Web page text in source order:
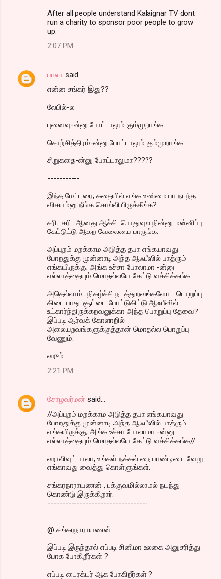
After all people understand Kalaignar TV dont
run a charity to sponsor poor people to grow
up.
2:07 PM
பாலா said…
என்ன சங்கர் இது??
லேபில்-ல
புனைவு-ன்னு போட்டாலும் கும்முறாங்க.
சொற்சித்திரம்-ன்னு போட்டாலும் கும்முறாங்க.
சிறுகதை-ன்னு போட்டாலுமா?????
-----------
இந்த மேட்டரை, கதையில் எங்க உண்மையா நடந்த
விசயம்னு நீங்க சொல்லியிருக்கீங்க?
சரி.. சரி.. ஆனது ஆச்சி. பொதுவுல நின்னு மன்னிப்பு
கேட்டுட்டு ஆகற வேலையை பாருங்க.
அப்புறம் மறக்காம அடுத்த தபா எங்கயாவது
போறதுக்கு முன்னாடி அந்த ஆஃபீஸில் பாத்ரூம்
எங்கயிருக்கு, அங்க உச்சா போலாமா -ன்னு
எல்லாத்தையும் மொதல்லயே கேட்டு வச்சிக்கங்க.
அதெல்லாம்.. நிகழ்ச்சி நடத்துறவங்களோட பொறுப்பு
கிடையாது. சூட்டை போட்டுகிட்டு ஆஃபீஸில்
உட்கார்ந்திருக்கறவனுக்கா அந்த பொறுப்பு தேவை?
இப்படி ஆர்வக் கோளாறில்
அலையறவங்களுக்குத்தான் மொதல்ல பொறுப்பு
வேணும்.
ஹும்.
2:21 PM
சோழவர்மன் said…
//அப்புறம் மறக்காம அடுத்த தபா எங்கயாவது
போறதுக்கு முன்னாடி அந்த ஆஃபீஸில் பாத்ரூம்
எங்கயிருக்கு, அங்க உச்சா போலாமா -ன்னு
எல்லாத்தையும் மொதல்லயே கேட்டு வச்சிக்கங்க//
ஹாலிவுட் பாலா, உங்கள் நக்கல் நையாண்டியை வேறு
எங்காவது வைத்து கொள்ளுங்கள்.
சங்கரநாராயணன் , பக்குவமில்லாமல் நடந்து
கொண்டு இருக்கிறார்.
----------------------------------
@ சங்கரநாராயணன்
இப்படி இருந்தால் எப்படி சினிமா உலகை அனுசரித்து
போக போகிறீர்கள் ?
எப்படி டைரக்டர் ஆக போகிறீர்கள் ?